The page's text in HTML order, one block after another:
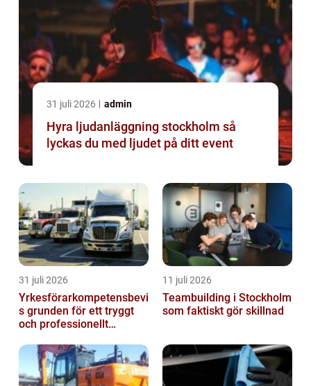
31 juli 2026 admin
Hyra ljudanläggning stockholm så
lyckas du med ljudet på ditt event
31 juli 2026
Yrkesförarkompetensbevi
s grunden för ett tryggt
och professionellt
11 juli 2026
Teambuilding i Stockholm
som faktiskt gör skillnad